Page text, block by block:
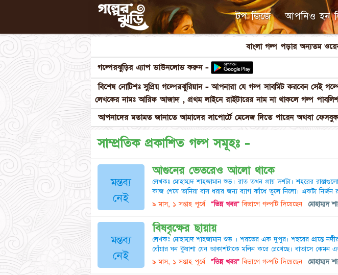
টপ জিজে আপনিও হন
বাংলা গল্প পড়ার অন্যতম
গল্পেরঝুড়ির এ্যাপ ডাউনলোড করুন -
বিশেষ নোটিশঃ সুপ্রিয় গল্পেরঝুরিয়ান - আপনারা যে গল্প সাবমিট করবেন সেই
লেখকের নামঃ আরিফ আজাদ , প্রথম লাইনে রাইটারের নাম না থাকলে গল্প
আপনাদের মতামত জানাতে আমাদের সাপোর্টে মেসেজ দিতে পারেন অথবা
সাম্প্রতিক প্রকাশিত গল্প সমূহঃ -
মন্তব্য
নেই
আগুনের ভেতরেও আলো থাকে
লেখকঃ মোহাম্মদ শাহজামান শুভ। রাত তখন প্রায় দশটা। শহরের
কাজ শেষে তানিয়া বাস ধরার জন্য ব্যাগ কাঁধে তুলে নিলো। একটা নির্জন
৯ মাস, ১ সপ্তাহ পূর্বে "ভিন্ন খবর"বিভাগে গল্পটি দিয়েছেন মোহাম্মদ
মন্তব্য
নেই
বিষবৃক্ষের ছায়ায়
লেখকঃ মোহাম্মদ শাহজামান শুভ । শরতের এক দুপুর। শহরের প্রান্তে
ধোঁয়ার ঘন কুয়াশা যেন আকাশটাকে মলিন করে রেখেছে। বাতাসে কেমন
৯ মাস, ১ সপ্তাহ পূর্বে "ভিন্ন খবর"বিভাগে গল্পটি দিয়েছেন মোহাম্মদ